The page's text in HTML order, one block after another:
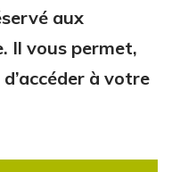
aux
Il vous permet,
à votre